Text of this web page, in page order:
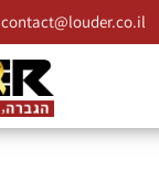
contact@louder.co.il